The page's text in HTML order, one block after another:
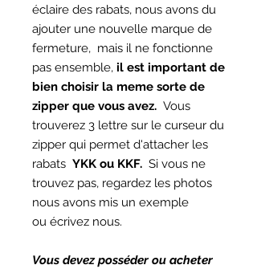
éclaire des rabats, nous avons du
ajouter une nouvelle marque de
fermeture, mais il ne fonctionne
pas ensemble, il est important de
bien choisir la meme sorte de
zipper que vous avez. Vous
trouverez 3 lettre sur le curseur du
zipper qui permet d'attacher les
rabats YKK ou KKF. Si vous ne
trouvez pas, regardez les photos
nous avons mis un exemple
ou écrivez nous.
Vous devez posséder ou acheter